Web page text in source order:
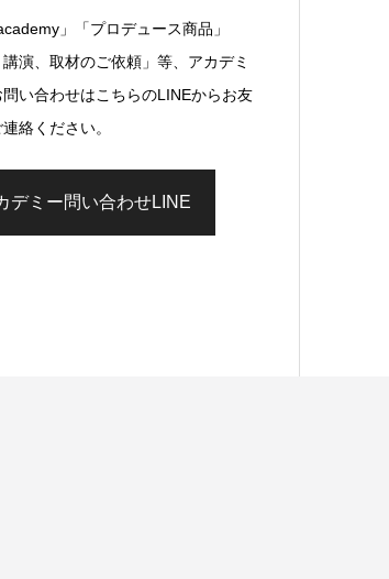
」「プロデュース商品」
講演、取材のご依頼」等、アカデミ
い合わせはこちらのLINEからお友
絡ください。
デミー問い合わせLINE